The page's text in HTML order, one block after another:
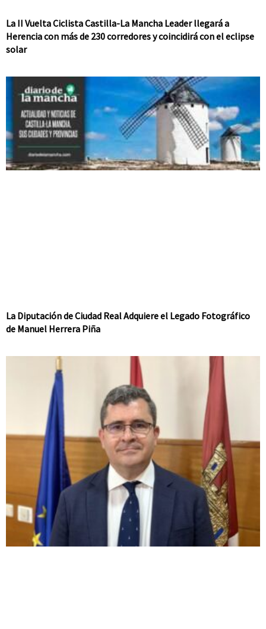
La II Vuelta Ciclista Castilla-La Mancha Leader llegará a
Herencia con más de 230 corredores y coincidirá con el eclipse
solar
La Diputación de Ciudad Real Adquiere el Legado Fotográfico
de Manuel Herrera Piña